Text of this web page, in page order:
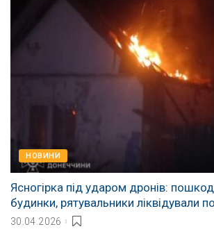
НОВИНИ
Ясногірка під ударом дронів:
будинки, рятувальники ліквідували
30.04.2026